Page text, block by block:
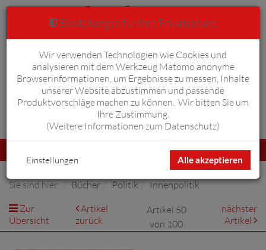
Anmelden Warenkorb 0
umschalten
Sie sind hier: Bücher Politik
Innenpolitik
Zur
Übersicht
Artikel
zurück
Artikel 50
von 100
nächster
Artikel
Einstellungen für Ihre Privatsphäre
Wir verwenden Technologien wie Cookies und
analysieren mit dem Werkzeug Matomo anonyme
Browserinformationen, um Ergebnisse zu messen, Inhalte
unserer Website abzustimmen und passende
Produktvorschläge machen zu können. Wir bitten Sie um
Ihre Zustimmung.
(Weitere Informationen zum Datenschutz)
Alle akzeptieren
Einstellungen